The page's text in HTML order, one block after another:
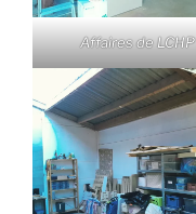
Affaires de LCHP